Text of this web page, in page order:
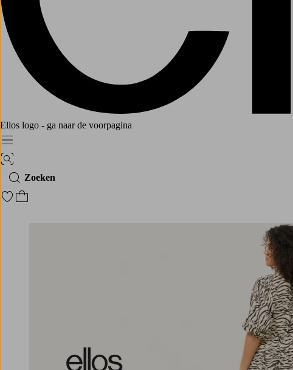
Ellos logo - ga naar de voorpagina
Menu
Afbeelding zoeken
Zoeken
Ga naar favoriete gemarkeerde producten
Ga naar het winkelmandje